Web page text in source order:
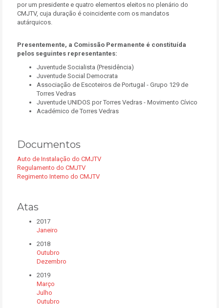
por um presidente e quatro elementos eleitos no plenário do
CMJTV, cuja duração é coincidente com os mandatos
autárquicos.
Presentemente, a Comissão Permanente é constituída
pelos seguintes representantes:
Juventude Socialista (Presidência)
Juventude Social Democrata
Associação de Escoteiros de Portugal - Grupo 129 de
Torres Vedras
Juventude UNIDOS por Torres Vedras - Movimento Cívico
Académico de Torres Vedras
Documentos
Auto de Instalação do CMJTV
Regulamento do CMJTV
Regimento Interno do CMJTV
Atas
2017
Janeiro
2018
Outubro
Dezembro
2019
Março
Julho
Outubro